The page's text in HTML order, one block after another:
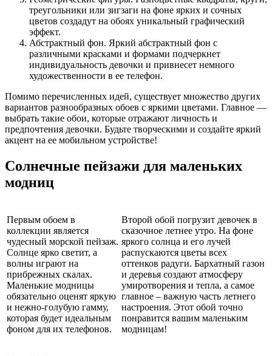
треугольники или зигзаги на фоне ярких и сочных
цветов создадут на обоях уникальный графический
эффект.
Абстрактный фон. Яркий абстрактный фон с
различными красками и формами подчеркнет
индивидуальность девочки и привнесет немного
художественности в ее телефон.
Помимо перечисленных идей, существует множество других
вариантов разнообразных обоев с яркими цветами. Главное —
выбрать такие обои, которые отражают личность и
предпочтения девочки. Будьте творческими и создайте яркий
акцент на ее мобильном устройстве!
Солнечные пейзажи для маленьких
модниц
Первым обоем в
коллекции является
чудесный морской пейзаж.
Солнце ярко светит, а
волны играют на
прибрежных скалах.
Маленькие модницы
обязательно оценят яркую
и нежно-голубую гамму,
которая будет идеальным
фоном для их телефонов.
Второй обой погрузит девочек в
сказочное летнее утро. На фоне
яркого солнца и его лучей
распускаются цветы всех
оттенков радуги. Бархатный газон
и деревья создают атмосферу
умиротворения и тепла, а самое
главное – важную часть летнего
настроения. Этот обой точно
понравится вашим маленьким
модницам!